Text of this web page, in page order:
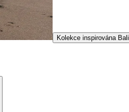
Kolekce inspirována Bali